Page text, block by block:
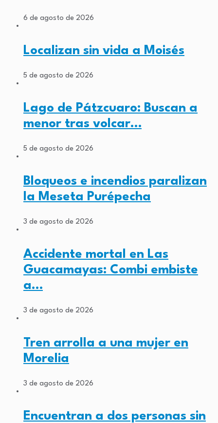
6 de agosto de 2026
Localizan sin vida a Moisés
5 de agosto de 2026
Lago de Pátzcuaro: Buscan a
menor tras volcar…
5 de agosto de 2026
Bloqueos e incendios paralizan
la Meseta Purépecha
3 de agosto de 2026
Accidente mortal en Las
Guacamayas: Combi embiste
a…
3 de agosto de 2026
Tren arrolla a una mujer en
Morelia
3 de agosto de 2026
Encuentran a dos personas sin